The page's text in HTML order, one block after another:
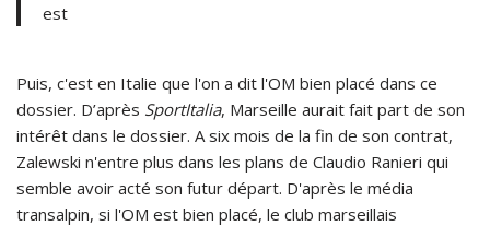
est
Puis, c'est en Italie que l'on a dit l'OM bien placé dans ce
dossier. D’après SportItalia, Marseille aurait fait part de son
intérêt dans le dossier. A six mois de la fin de son contrat,
Zalewski n'entre plus dans les plans de Claudio Ranieri qui
semble avoir acté son futur départ. D'après le média
transalpin, si l'OM est bien placé, le club marseillais